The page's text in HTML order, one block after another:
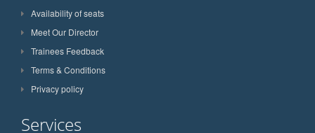
Availability of seats
Meet Our Director
Trainees Feedback
Terms & Conditions
Privacy policy
Services